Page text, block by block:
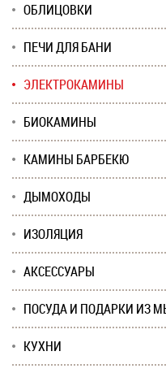
ОБЛИЦОВКИ
ПЕЧИ ДЛЯ БАНИ
ЭЛЕКТРОКАМИНЫ
БИОКАМИНЫ
КАМИНЫ БАРБЕКЮ
ДЫМОХОДЫ
ИЗОЛЯЦИЯ
АКСЕССУАРЫ
ПОСУДА И ПОДАРКИ ИЗ
КУХНИ